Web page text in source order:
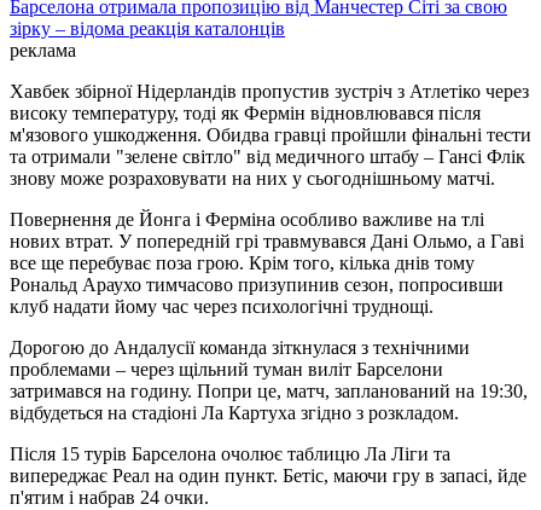
Барселона отримала пропозицію від Манчестер Сіті за свою
зірку – відома реакція каталонців
реклама
Хавбек збірної Нідерландів пропустив зустріч з Атлетіко через
високу температуру, тоді як Фермін відновлювався після
м'язового ушкодження. Обидва гравці пройшли фінальні тести
та отримали "зелене світло" від медичного штабу – Гансі Флік
знову може розраховувати на них у сьогоднішньому матчі.
Повернення де Йонга і Ферміна особливо важливе на тлі
нових втрат. У попередній грі травмувався Дані Ольмо, а Гаві
все ще перебуває поза грою. Крім того, кілька днів тому
Рональд Араухо тимчасово призупинив сезон, попросивши
клуб надати йому час через психологічні труднощі.
Дорогою до Андалусії команда зіткнулася з технічними
проблемами – через щільний туман виліт Барселони
затримався на годину. Попри це, матч, запланований на 19:30,
відбудеться на стадіоні Ла Картуха згідно з розкладом.
Після 15 турів Барселона очолює таблицю Ла Ліги та
випереджає Реал на один пункт. Бетіс, маючи гру в запасі, йде
п'ятим і набрав 24 очки.